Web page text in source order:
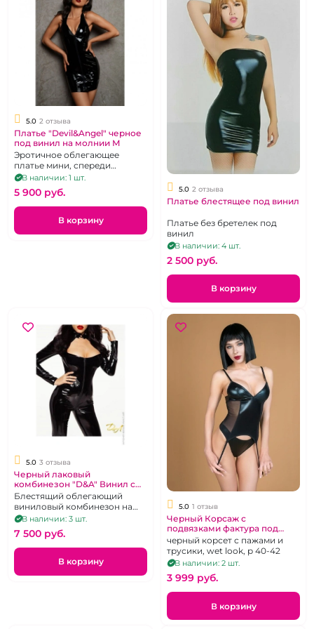
5.0 2 отзыва
Платье "Devil&Angel" черное
под винил на молнии М
Эротичное облегающее
платье мини, спереди
сплошная молния, размер М
В наличии: 1 шт.
5 900 pуб.
В корзину
5.0 2 отзыва
Платье блестящее под винил
Платье без бретелек под
винил
В наличии: 4 шт.
2 500 pуб.
В корзину
5.0 3 отзыва
Черный лаковый
комбинезон "D&A" Винил с
открытой грудью
Блестящий облегающий
виниловый комбинезон на
молнии для обладательницы
пышной груди, р-р M
В наличии: 3 шт.
7 500 pуб.
В корзину
5.0 1 отзыв
Черный Корсаж с
подвязками фактура под
винил"LeFrivole" Wet Look
черный корсет с пажами и
трусики, wet look, р 40-42
В наличии: 2 шт.
3 999 pуб.
В корзину